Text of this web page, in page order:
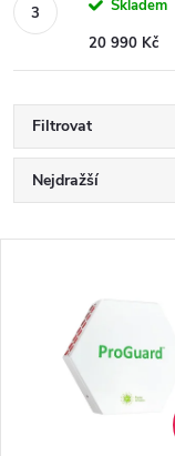
Skladem
20 990 Kč
Filtrovat
Ř
a
Nejdražší
Abecedně